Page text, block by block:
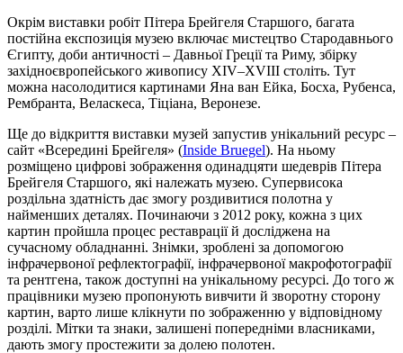
Окрім виставки робіт Пітера Брейгеля Старшого, багата
постійна експозиція музею включає мистецтво Стародавнього
Єгипту, доби античності – Давньої Греції та Риму, збірку
західноєвропейського живопису XIV–XVIII століть. Тут
можна насолодитися картинами Яна ван Ейка, Босха, Рубенса,
Рембранта, Веласкеса, Тіціана, Веронезе.
Ще до відкриття виставки музей запустив унікальний ресурс –
сайт «Всередині Брейгеля» (Inside Bruegel). На ньому
розміщено цифрові зображення одинадцяти шедеврів Пітера
Брейгеля Старшого, які належать музею. Супервисока
роздільна здатність дає змогу роздивитися полотна у
найменших деталях. Починаючи з 2012 року, кожна з цих
картин пройшла процес реставрації й досліджена на
сучасному обладнанні. Знімки, зроблені за допомогою
інфрачервоної рефлектографії, інфрачервоної макрофотографії
та рентгена, також доступні на унікальному ресурсі. До того ж
працівники музею пропонують вивчити й зворотну сторону
картин, варто лише клікнути по зображенню у відповідному
розділі. Мітки та знаки, залишені попередніми власниками,
дають змогу простежити за долею полотен.